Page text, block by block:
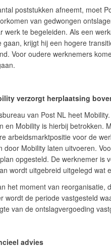
poststukken afneemt, moet
van gedwongen
werk te begeleiden. Als een
gaan, krijgt hij een hogere
Voor oudere werknemers
verzorgt herplaatsing
van Post NL heet
en Mobility is hierbij betrokken.
arbeidsmarktpositie voor de
door Mobility laten uitvoeren.
opgesteld. De werknemer is
wordt uitgebreid uitgelegd wat
het moment van reorganisatie,
wordt de periode vastgesteld
van de ontslagvergoeding
advies